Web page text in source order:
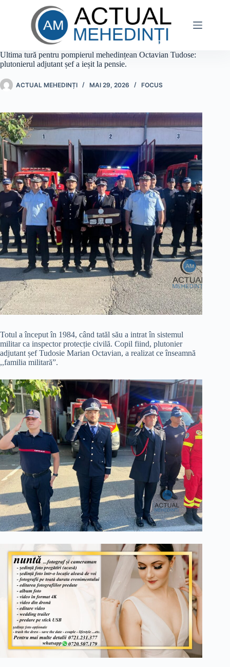
Ultima tură pentru pompierul mehedințean Octavian Tudose:
plutonierul adjutant șef a ieșit la pensie.
ACTUAL MEHEDINȚI MAI 29, 2026 FOCUS
Totul a început în 1984, când tatăl său a intrat în sistemul
militar ca inspector protecție civilă. Copil fiind, plutonier
adjutant șef Tudosie Marian Octavian, a realizat ce înseamnă
,,familia militară”.